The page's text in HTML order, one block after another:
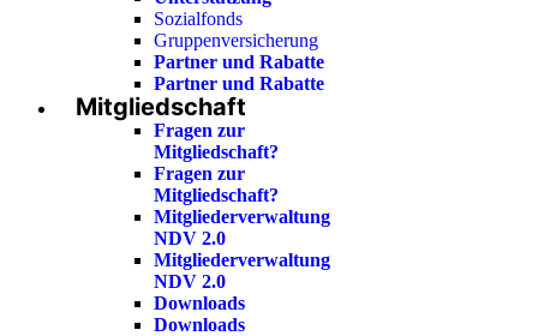
Sozialfonds
Gruppenversicherung
Partner und Rabatte
Partner und Rabatte
Mitgliedschaft
Fragen zur
Mitgliedschaft?
Fragen zur
Mitgliedschaft?
Mitgliederverwaltung
NDV 2.0
Mitgliederverwaltung
NDV 2.0
Downloads
Downloads